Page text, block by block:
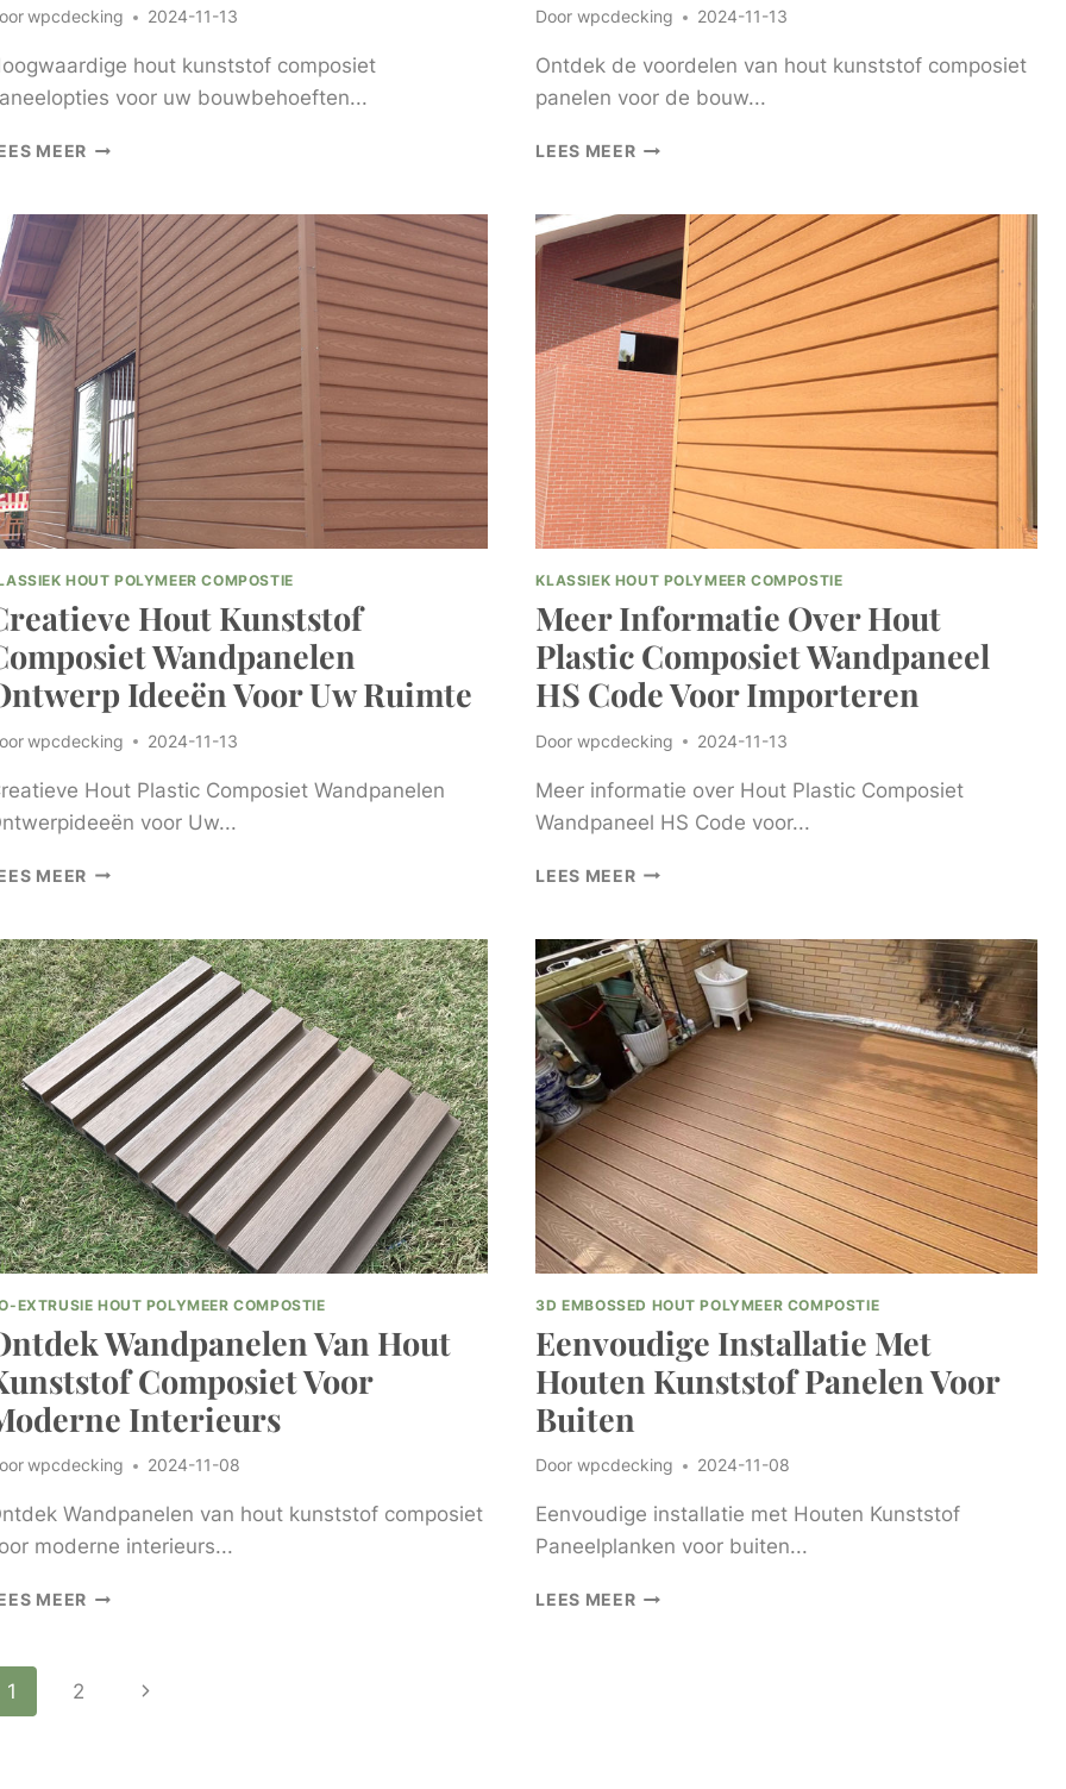
wpcdecking 2024-11-13
hout kunststof composiet
voor uw bouwbehoeften...
MEERHOOGWAARDIGE
COMPOSIET
PANEELOPTIES
VOOR
UW
BOUWBEHOEFTEN
Door wpcdecking 2024-11-13
Ontdek de voordelen van hout kunststof composiet
panelen voor de bouw...
LEES MEERONTDEK
VAN
HOUT
KUNSTSTOF
COMPOSIET
PANELEN
VOOR
DE
BOUW
HOUT POLYMEER COMPOSTIE
Hout Kunststof
Wandpanelen
Ideeën Voor Uw Ruimte
wpcdecking 2024-11-13
Hout Plastic Composiet Wandpanelen
voor Uw...
MEERCREATIEVE
COMPOSIET
WANDPANELEN
ONTWERP
IDEEËN
VOOR
UW
RUIMTE
KLASSIEK HOUT POLYMEER COMPOSTIE
Meer Informatie Over Hout
Plastic Composiet Wandpaneel
HS Code Voor Importeren
Door wpcdecking 2024-11-13
Meer informatie over Hout Plastic Composiet
Wandpaneel HS Code voor...
LEES MEERMEER
HOUT
PLASTIC
COMPOSIET
WANDPANEEL
HS
CODE
VOOR
IMPORTEREN
EXTRUSIE HOUT POLYMEER COMPOSTIE
Wandpanelen Van Hout
Composiet Voor
Interieurs
wpcdecking 2024-11-08
Wandpanelen van hout kunststof composiet
moderne interieurs...
MEERONTDEK
KUNSTSTOF
3D EMBOSSED HOUT POLYMEER COMPOSTIE
Eenvoudige Installatie Met
Houten Kunststof Panelen Voor
Buiten
Door wpcdecking 2024-11-08
Eenvoudige installatie met Houten Kunststof
Paneelplanken voor buiten...
LEES MEEREENVOUDIGE
1 2
Volgende